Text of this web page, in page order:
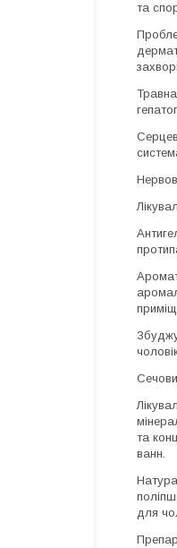
та
та
ванн.
для